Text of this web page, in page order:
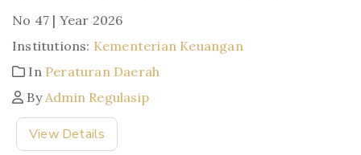
No 47 | Year 2026
Institutions: Kementerian Keuangan
In Peraturan Daerah
ByAdmin Regulasip
View Details